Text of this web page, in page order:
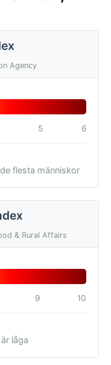
Agency
5 6
flesta människor
& Rural Affairs
9 10
låga